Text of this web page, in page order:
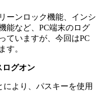
ーンロック機能、インシ
能など、PC端末のログ
ていますが、今回はPC
す。
ログオン
により、パスキーを使用